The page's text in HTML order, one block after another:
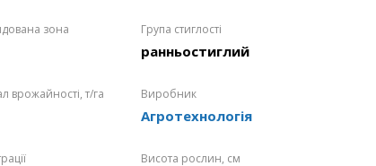
зона Група стиглості
ранньостиглий
врожайності, т/га Виробник
Агротехнологія
Висота рослин, см